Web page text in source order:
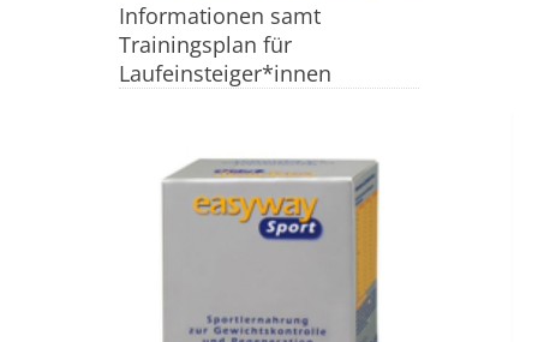
Informationen samt
Trainingsplan für
Laufeinsteiger*innen